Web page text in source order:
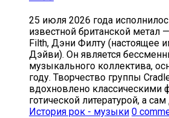
25 июля 2026 года
известной британской метал
Filth, Дэни Филту (настоящее
Дэйви). Он является
музыкального коллектива,
году. Творчество группы
вдохновлено
готической литературой, а
История рок - музыки 0